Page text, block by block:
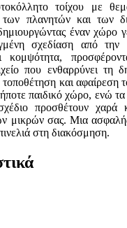
τοίχου με
των πλανητών και των
έναν χώρο
σχεδίαση από την
κομψότητα,
που ενθαρρύνει τη
και αφαίρεση
παιδικό χώρο, ενώ
σχέδιο προσθέτουν
μικρών σας. Μια
στη διακόσμηση.